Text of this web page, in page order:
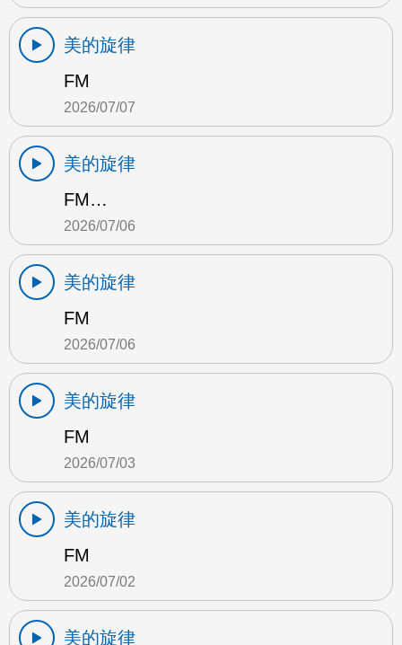
美的旋律
FM
2026/07/07
美的旋律
FM…
2026/07/06
美的旋律
FM
2026/07/06
美的旋律
FM
2026/07/03
美的旋律
FM
2026/07/02
美的旋律